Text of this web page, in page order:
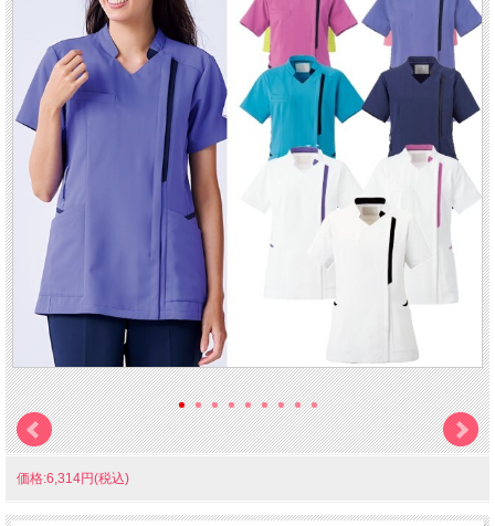
価格:6,314円(税込)